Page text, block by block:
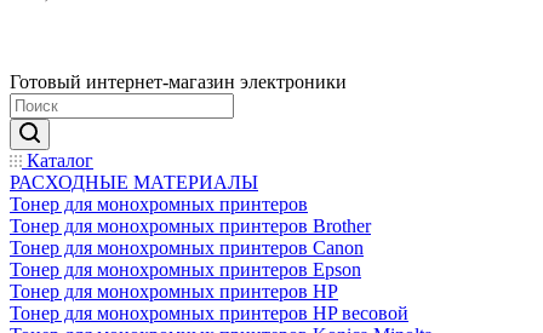
Готовый интернет-магазин электроники
Каталог
РАСХОДНЫЕ МАТЕРИАЛЫ
Тонер для монохромных принтеров
Тонер для монохромных принтеров Brother
Тонер для монохромных принтеров Canon
Тонер для монохромных принтеров Epson
Тонер для монохромных принтеров HP
Тонер для монохромных принтеров HP весовой